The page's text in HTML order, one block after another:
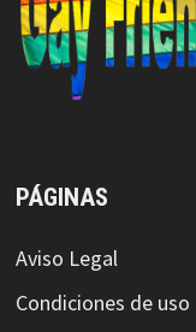
PÁGINAS
Aviso Legal
Condiciones de uso